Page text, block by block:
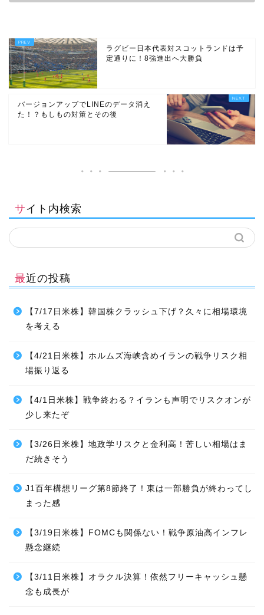
ラグビー日本代表対スコットランドは予
定通りに！8強進出へ大勝負
バージョンアップでLINEのデータ消え
た！？もしもの対策とその後
サイト内検索
最近の投稿
【7/17日米株】韓国株クラッシュ下げ？久々に相場環境
を考える
【4/21日米株】ホルムズ海峡含めイランの戦争リスク相
場振り返る
【4/1日米株】戦争終わる？イランも声明でリスクオンが
少し来たぞ
【3/26日米株】地政学リスクと金利高！苦しい相場はま
だ続きそう
J1百年構想リーグ第8節終了！東は一部勝負が終わってし
まった感
【3/19日米株】FOMCも関係ない！戦争原油高インフレ
懸念継続
【3/11日米株】オラクル決算！依然フリーキャッシュ懸
念も成長が